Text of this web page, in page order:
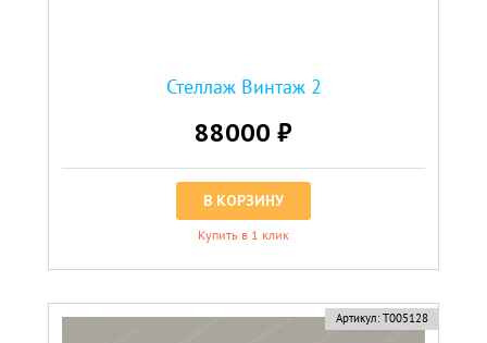
Стеллаж Винтаж 2
88000 ₽
В КОРЗИНУ
Купить в 1 клик
Артикул: Т005128